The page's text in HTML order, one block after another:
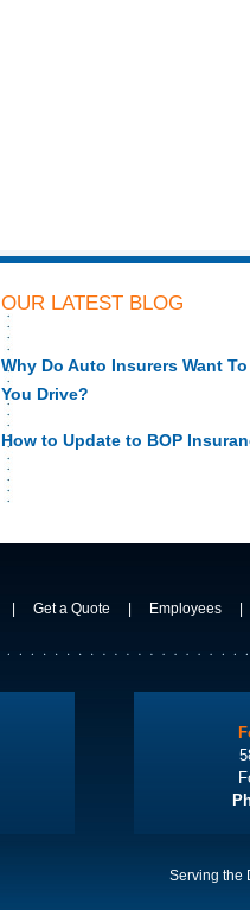
OUR LATEST BLOG
Why Do Auto Insurers Want
You Drive?
How to Update to BOP
Get a Quote Employees
Serving the